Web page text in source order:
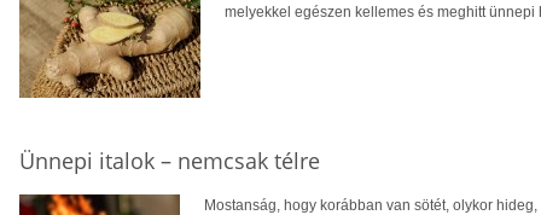
melyekkel egészen kellemes és meghitt
Ünnepi italok – nemcsak télre
Mostanság, hogy korábban van sötét, olykor